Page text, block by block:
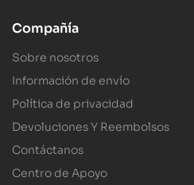
Compañía
Sobre nosotros
Información de envío
Política de privacidad
Devoluciones Y Reembolsos
Contáctanos
Centro de Apoyo